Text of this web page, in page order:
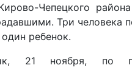
Чепецкого
Три человека
ребенок.
21 ноября, по